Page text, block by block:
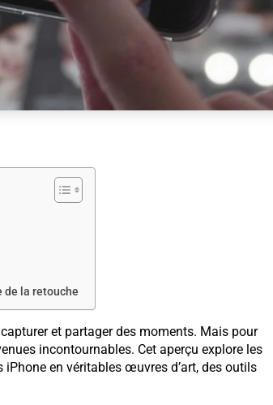
de la retouche
et partager des moments. Mais pour
incontournables. Cet aperçu explore les
en véritables œuvres d’art, des outils